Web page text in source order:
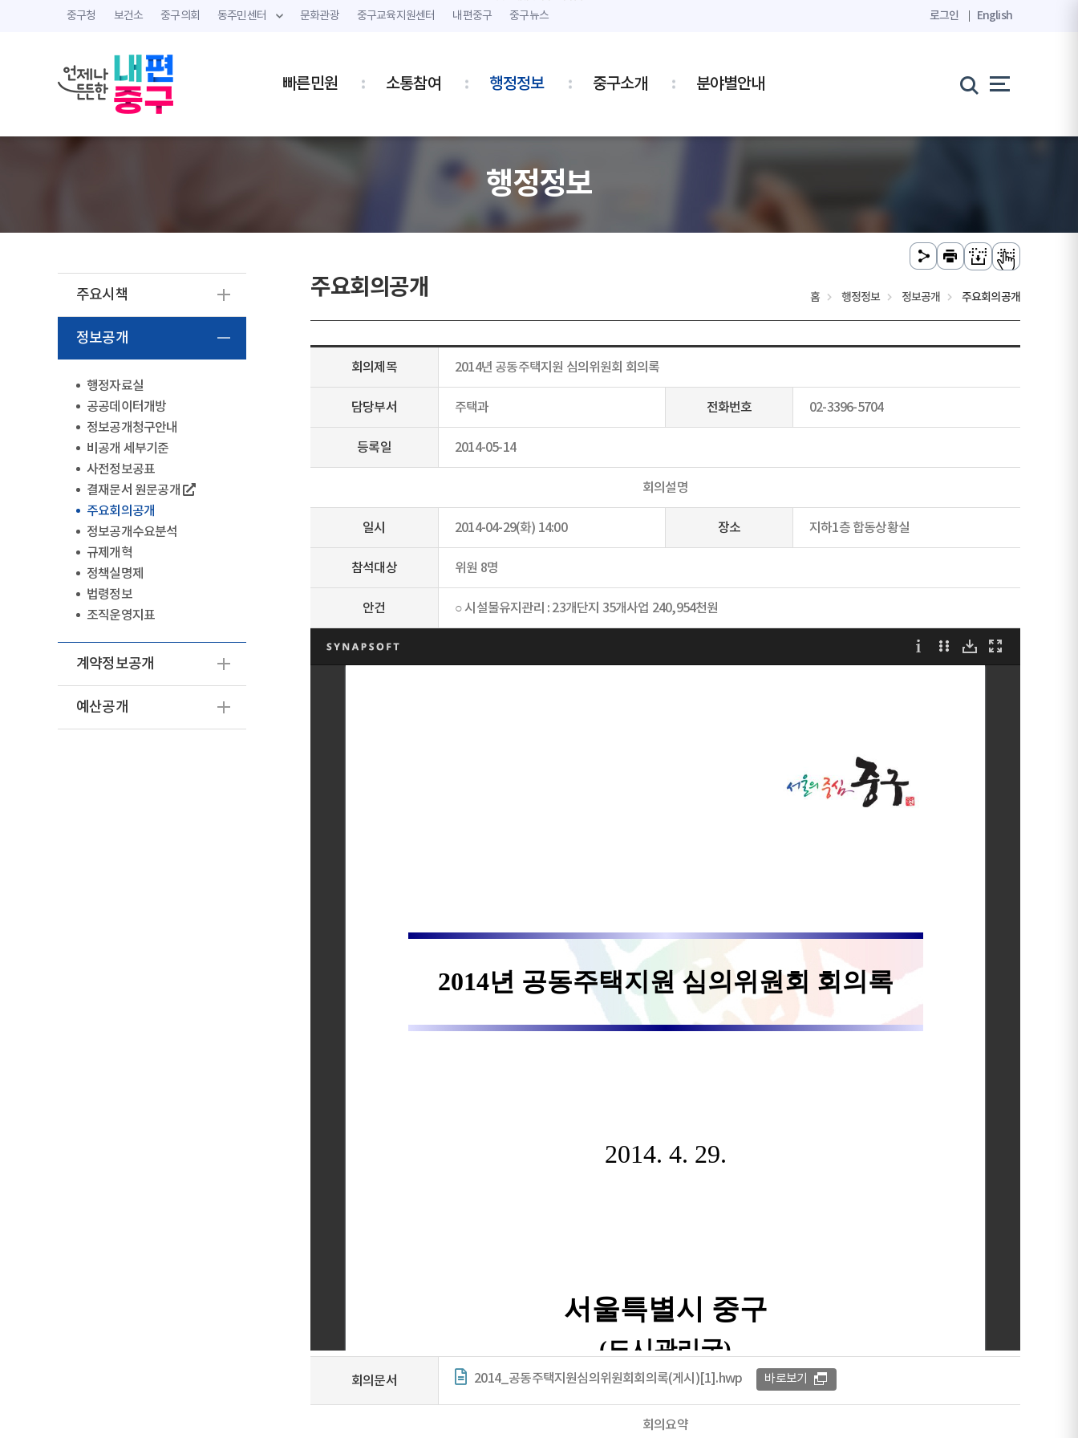
중구청 보건소 중구의회 동주민센터 문화관광 중구교육지원센터 내편중구 중구뉴스 로그인 English
빠른민원 소통참여 행정정보 중구소개 분야별안내
행정정보
주요시책
정보공개
행정자료실
공공데이터개방
정보공개청구안내
비공개 세부기준
사전정보공표
결재문서 원문공개
주요회의공개
정보공개수요분석
규제개혁
정책실명제
법령정보
조직운영지표
계약정보공개
예산공개
주요회의공개 홈 행정정보 정보공개 주요회의공개
회의제목 2014년 공동주택지원 심의위원회 회의록
담당부서 주택과 전화번호 02-3396-5704
등록일 2014-05-14
회의설명
일시 2014-04-29(화) 14:00 장소 지하1층 합동상황실
참석대상 위원 8명
안건 ○ 시설물유지관리 : 23개단지 35개사업 240,954천원
회의문서 2014_공동주택지원심의위원회회의록(게시)[1].hwp 바로보기
회의요약